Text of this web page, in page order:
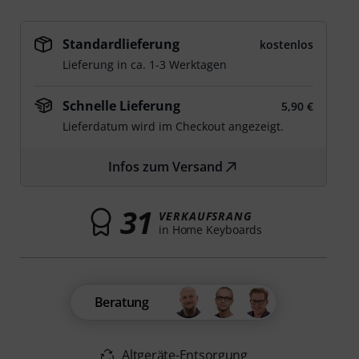
Standardlieferung
kostenlos
Lieferung in ca. 1-3 Werktagen
Schnelle Lieferung
5,90 €
Lieferdatum wird im Checkout angezeigt.
Infos zum Versand
31 VERKAUFSRANG
in Home Keyboards
Beratung
Altgeräte-Entsorgung